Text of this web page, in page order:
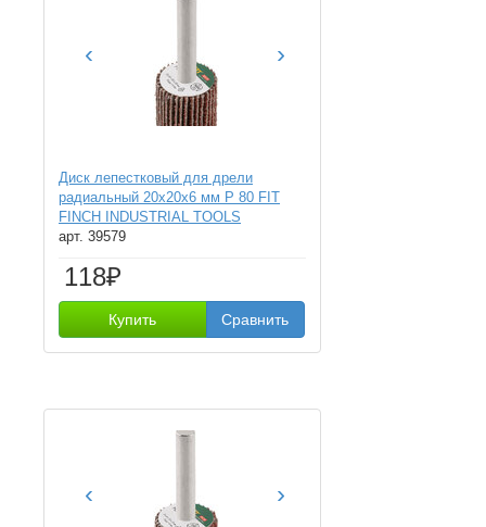
‹ ›
Диск лепестковый для дрели
радиальный 20х20х6 мм Р 80 FIT
FINCH INDUSTRIAL TOOLS
арт. 39579
118₽
Купить Сравнить
‹ ›